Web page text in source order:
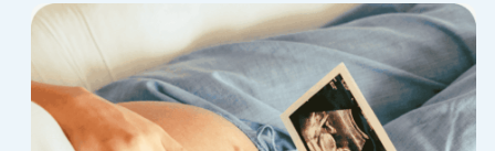
Przeziębienie w ciąży – jak bezpiecznie zadbać o siebie i dziecko?